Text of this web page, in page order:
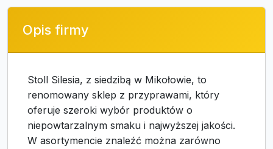
Opis firmy
Stoll Silesia, z siedzibą w Mikołowie, to
renomowany sklep z przyprawami, który
oferuje szeroki wybór produktów o
niepowtarzalnym smaku i najwyższej jakości.
W asortymencie znaleźć można zarówno